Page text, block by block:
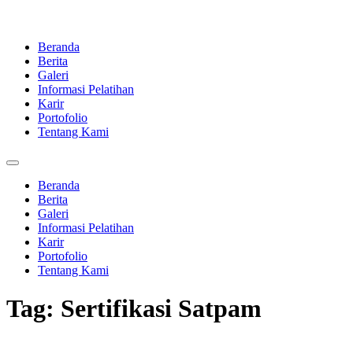
Beranda
Berita
Galeri
Informasi Pelatihan
Karir
Portofolio
Tentang Kami
Beranda
Berita
Galeri
Informasi Pelatihan
Karir
Portofolio
Tentang Kami
Tag: Sertifikasi Satpam